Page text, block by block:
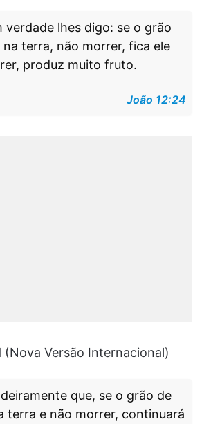
verdade lhes digo: se o grão
terra, não morrer, fica ele
produz muito fruto.
João 12:24
(Nova Versão Internacional)
que, se o grão de
terra e não morrer, continuará